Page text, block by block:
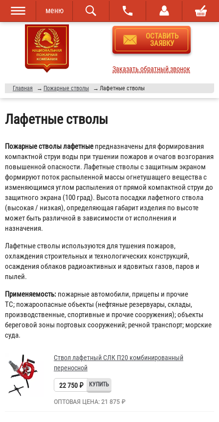
Перейти к
основному
содержанию
Skip to
navigation
меню
ОСТАВИТЬ
ЗАЯВКУ
Заказать обратный звонок
Главная → Пожарные стволы → Лафетные стволы
Лафетные стволы
Пожарные стволы лафетные предназначены для формирования
компактной струи воды при тушении пожаров и очагов возгорания
повышенной опасности. Лафетные стволы с защитным экраном
формируют поток распыленной массы огнетушащего вещества с
изменяющимся углом распыления от прямой компактной струи до
защитного экрана (100 град). Высота посадки лафетного ствола
(высокая / низкая), определяющая габарит изделия по высоте
может быть различной в зависимости от исполнения и
назначения.
Лафетные стволы используются для тушения пожаров,
охлаждения строительных и технологических конструкций,
осаждения облаков радиоактивных и ядовитых газов, паров и
пылей.
Применяемость: пожарные автомобили, прицепы и прочие
ТС; пожароопасные объекты (нефтяные резервуары, склады,
производственные, спортивные и прочие сооружения); объекты
береговой зоны портовых сооружений; речной транспорт; морские
суда.
Ствол лафетный СЛК П20 комбинированный
переносной
22 750 ₽
ОПТОВАЯ ЦЕНА: 21 875 ₽